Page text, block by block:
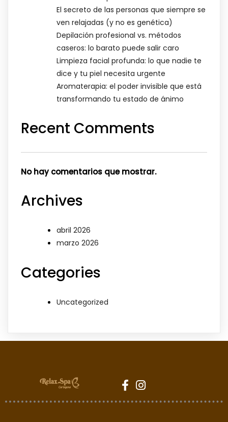
El secreto de las personas que siempre se
ven relajadas (y no es genética)
Depilación profesional vs. métodos
caseros: lo barato puede salir caro
Limpieza facial profunda: lo que nadie te
dice y tu piel necesita urgente
Aromaterapia: el poder invisible que está
transformando tu estado de ánimo
Recent Comments
No hay comentarios que mostrar.
Archives
abril 2026
marzo 2026
Categories
Uncategorized